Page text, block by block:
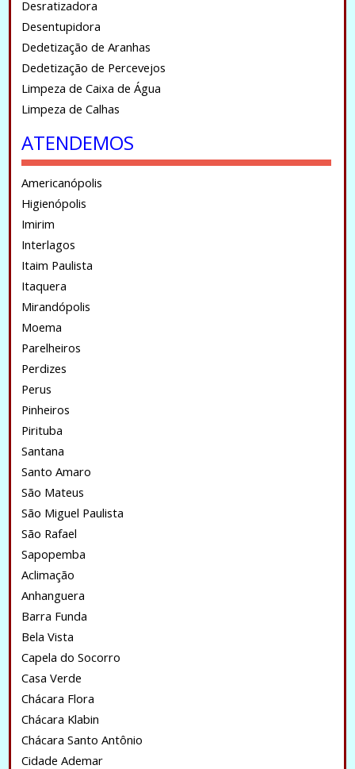
Desratizadora
Desentupidora
Dedetização de Aranhas
Dedetização de Percevejos
Limpeza de Caixa de Água
Limpeza de Calhas
ATENDEMOS
Americanópolis
Higienópolis
Imirim
Interlagos
Itaim Paulista
Itaquera
Mirandópolis
Moema
Parelheiros
Perdizes
Perus
Pinheiros
Pirituba
Santana
Santo Amaro
São Mateus
São Miguel Paulista
São Rafael
Sapopemba
Aclimação
Anhanguera
Barra Funda
Bela Vista
Capela do Socorro
Casa Verde
Chácara Flora
Chácara Klabin
Chácara Santo Antônio
Cidade Ademar